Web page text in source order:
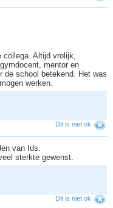
collega. Altijd vrolijk,
mentor en
de school betekend. Het was
werken.
Dit is niet ok
van Ids.
sterkte gewenst.
Dit is niet ok